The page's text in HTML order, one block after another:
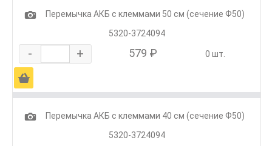
1
Перемычка АКБ с клеммами 50 см (сечение Ф50)
5320-3724094
- + 579 ₽ 0 шт.
Ä
1
Перемычка АКБ с клеммами 40 см (сечение Ф50)
5320-3724094